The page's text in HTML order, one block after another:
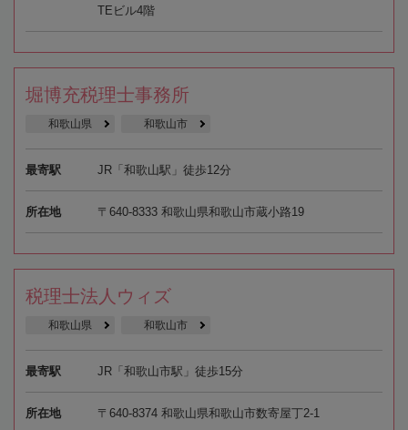
TEビル4階
堀博充税理士事務所
和歌山県 和歌山市
最寄駅 JR「和歌山駅」徒歩12分
所在地 〒640-8333 和歌山県和歌山市蔵小路19
税理士法人ウィズ
和歌山県 和歌山市
最寄駅 JR「和歌山市駅」徒歩15分
所在地 〒640-8374 和歌山県和歌山市数寄屋丁2-1